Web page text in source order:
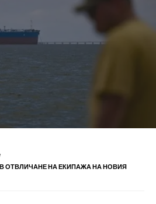
ОТВЛИЧАНЕ НА ЕКИПАЖА НА НОВИЯ